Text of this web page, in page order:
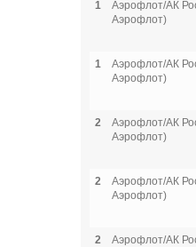
1
Аэрофлот/АК
Аэрофлот)
1
Аэрофлот/АК
Аэрофлот)
2
Аэрофлот/АК
Аэрофлот)
2
Аэрофлот/АК
Аэрофлот)
2
Аэрофлот/АК